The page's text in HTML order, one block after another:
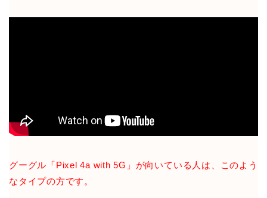
グーグル「Pixel 4a with 5G」が向いている人は、このよう
なタイプの方です。